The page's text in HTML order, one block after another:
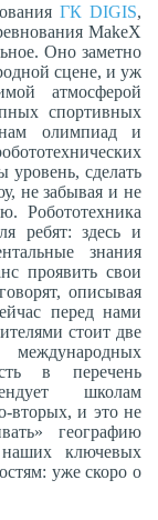
ГК DIGIS,
MakeX
Оно заметно
сцене, и уж
атмосферой
спортивных
олимпиад и
сделать
не забывая и не
Робототехника
ребят: здесь и
знания
проявить свои
описывая
перед нами
стоит две
международных
в перечень
школам
вторых, и это не
географию
ключевых
уже скоро о